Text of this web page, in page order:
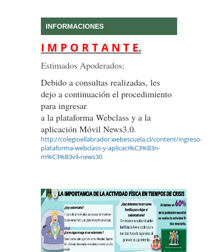
INFORMACIONES
I M P O R T A N T E.
Estimados Apoderados:
Debido a consultas realizadas, les
dejo a continuación el procedimiento
para ingresar
a la plataforma Webclass y a la
aplicación Móvil News3.0.
http://colegioellabrador.webescuela.cl/content/ingreso-
plataforma-webclass-y-aplicaci%C3%B3n-
m%C3%B3vil-news30